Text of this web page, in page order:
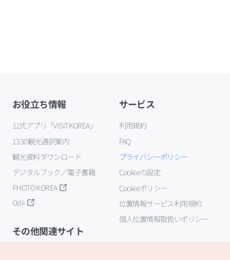
お役立ち情報
公式アプリ「VISITKOREA」
1330観光通訳案内
観光資料ダウンロード
デジタルブック／電子書籍
PHOTO KOREA
Odii
サービス
利用規約
FAQ
プライバシーポリシー
Cookieの設定
Cookieポリシー
位置情報サービス利用規約
個人位置情報取扱いポリシー
その他関連サイト